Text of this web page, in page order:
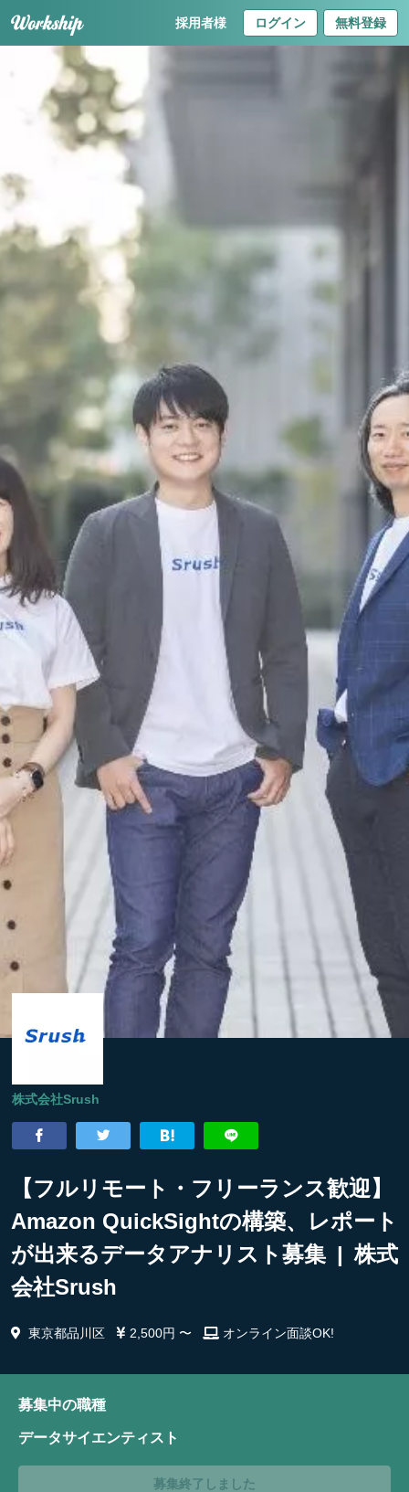
採用者様 ログイン 無料登録
株式会社Srush
【フルリモート・フリーランス歓迎】
Amazon QuickSightの構築、レポート
が出来るデータアナリスト募集 | 株式
会社Srush
東京都品川区 2,500円 〜 オンライン面談OK!
募集中の職種
データサイエンティスト
募集終了しました